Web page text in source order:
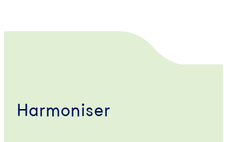
Harmoniser